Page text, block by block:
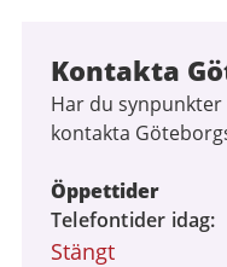
Kontakta
Har du
kontakta
Öppettider
Telefontider idag
Stängt